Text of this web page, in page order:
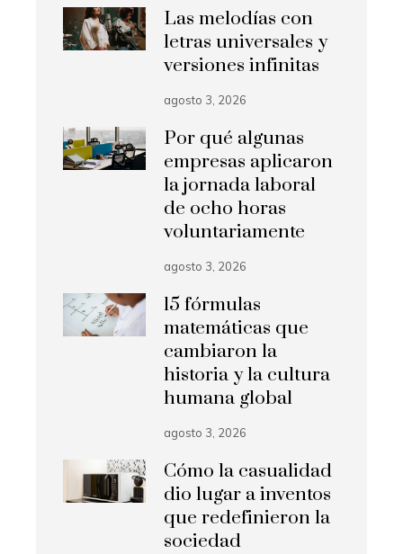
Las melodías con
letras universales y
versiones infinitas
agosto 3, 2026
Por qué algunas
empresas aplicaron
la jornada laboral
de ocho horas
voluntariamente
agosto 3, 2026
15 fórmulas
matemáticas que
cambiaron la
historia y la cultura
humana global
agosto 3, 2026
Cómo la casualidad
dio lugar a inventos
que redefinieron la
sociedad